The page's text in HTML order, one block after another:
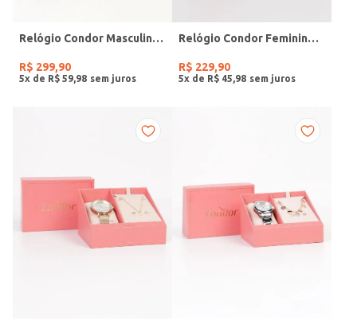
Relógio Condor Masculino PRETO
R$ 299,90
5x de R$ 59 98
Relógio Condor Feminino PRATA
R$ 229,90
5x de R$ 45 98